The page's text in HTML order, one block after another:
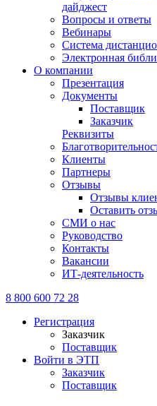
дайджест
Вопросы и ответы
Вебинары
Система
Электронная
О компании
Презентация
Документы
Поставщик
Заказчик
Реквизиты
Клиенты
Партнеры
Отзывы
Отзывы
Оставить
СМИ о нас
Руководство
Контакты
Вакансии
ИТ-деятельность
8 800 600 72 28
Регистрация
Заказчик
Поставщик
Войти в ЭТП
Заказчик
Поставщик